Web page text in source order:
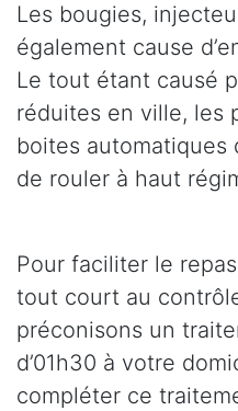
Les bougies,
également cause
Le tout étant causé
réduites en ville, les
boites automatiques
de rouler à haut
Pour faciliter le
tout court au
préconisons un
d’01h30 à votre
compléter ce